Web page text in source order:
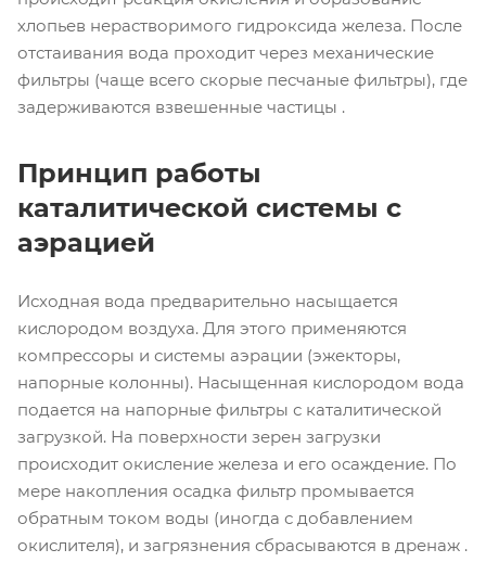
хлопьев нерастворимого гидроксида железа. После
отстаивания вода проходит через механические
фильтры (чаще всего скорые песчаные фильтры), где
задерживаются взвешенные частицы .
Принцип работы
каталитической системы с
аэрацией
Исходная вода предварительно насыщается
кислородом воздуха. Для этого применяются
компрессоры и системы аэрации (эжекторы,
напорные колонны). Насыщенная кислородом вода
подается на напорные фильтры с каталитической
загрузкой. На поверхности зерен загрузки
происходит окисление железа и его осаждение. По
мере накопления осадка фильтр промывается
обратным током воды (иногда с добавлением
окислителя), и загрязнения сбрасываются в дренаж .